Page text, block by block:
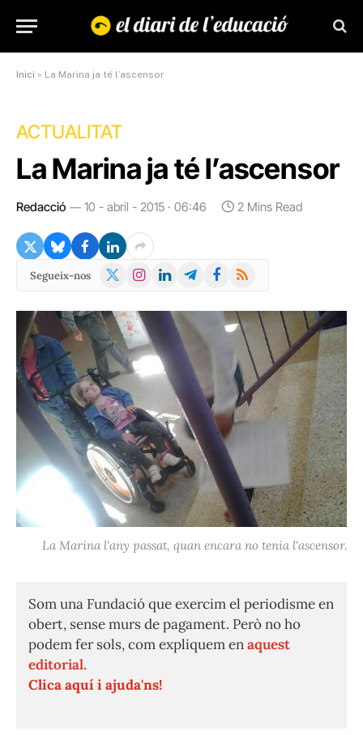
Inici » La Marina ja té l’ascensor
ACTUALITAT
La Marina ja té l’ascensor
Redacció 10 - abril - 2015 · 06:46 2 Mins Read
Segueix-nos
X
Instagram
LinkedInTelegramFacebook
RSS
La Marina l'any passat, quan encara no tenia l'ascensor.
Som una Fundació que exercim el periodisme en
obert, sense murs de pagament. Però no ho
podem fer sols, com expliquem enaquest
editorial.
Clica aquí i ajuda'ns!